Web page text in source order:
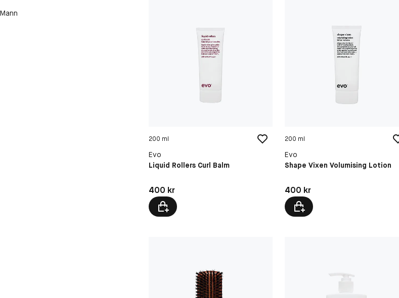
Mann
200 ml
Evo
Liquid Rollers Curl Balm
Pris: 400 kr
400 kr
200 ml
Evo
Shape Vixen Volumising Lotion
Pris: 400 kr
400 kr